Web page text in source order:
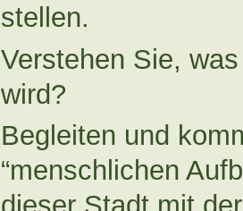
stellen.
Verstehen Sie,
wird?
Begleiten und
“menschlichen